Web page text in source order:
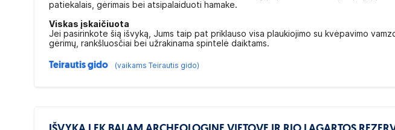
patiekalais, gėrimais bei atsipalaiduoti hamake.
Viskas įskaičiuota
Jei pasirinkote šią išvyką, Jums taip pat priklauso visa plaukiojimo su kvėpavimo
gėrimų, rankšluosčiai bei užrakinama spintelė daiktams.
Teirautis gido (vaikams Teirautis gido)